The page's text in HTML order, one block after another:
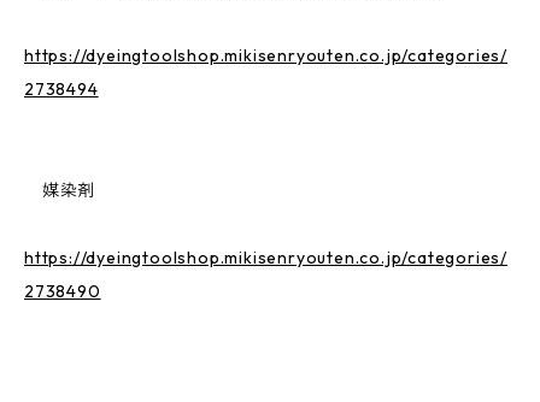
https://dyeingtoolshop.mikisenryouten.co.jp/categories/
2738494
媒染剤
https://dyeingtoolshop.mikisenryouten.co.jp/categories/
2738490